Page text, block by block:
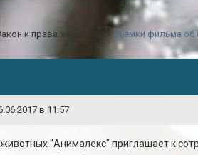
и права животных » Съёмки фильма об
в 11:57
"Анималекс" приглашает к